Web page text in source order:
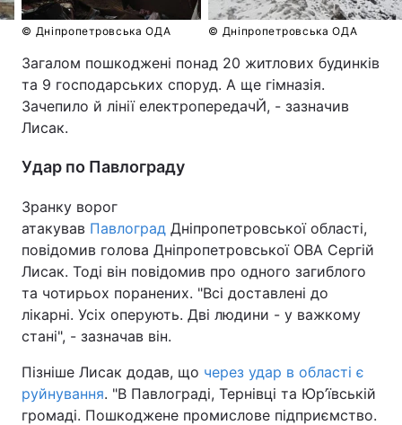
© Дніпропетровська ОДА © Дніпропетровська ОДА
Загалом пошкоджені понад 20 житлових будинків
та 9 господарських споруд. А ще гімназія.
Зачепило й лінії електропередачЙ, - зазначив
Лисак.
Удар по Павлограду
Зранку ворог
атакував Павлоград Дніпропетровської області,
повідомив голова Дніпропетровської ОВА Сергій
Лисак. Тоді він повідомив про одного загиблого
та чотирьох поранених. "Всі доставлені до
лікарні. Усіх оперують. Дві людини - у важкому
стані", - зазначав він.
Пізніше Лисак додав, що через удар в області є
руйнування. "В Павлограді, Тернівці та Юр’ївській
громаді. Пошкоджене промислове підприємство.